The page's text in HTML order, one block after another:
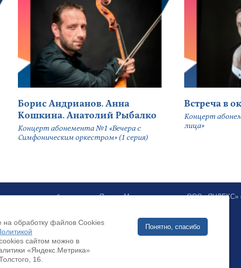
Борис Андрианов. Анна
Кошкина. Анатолий Рыбалко
Концерт абонемента №1 «Вечера с
Симфоническим оркестром» (1 серия)
Встреча в
Концерт
лица»
сервисов веб-аналитики «Яндекс.Метрика» компании ООО
Sivuston kehittäminen:
на обработку файлов Cookies
cookies сайтом можно в
«Яндекс.Метрика»
16.
Понятно, спасибо